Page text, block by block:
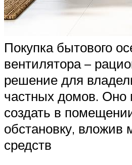
Покупка бытового
вентилятора –
решение для
частных домов. Оно
создать в
обстановку, вложив
средств